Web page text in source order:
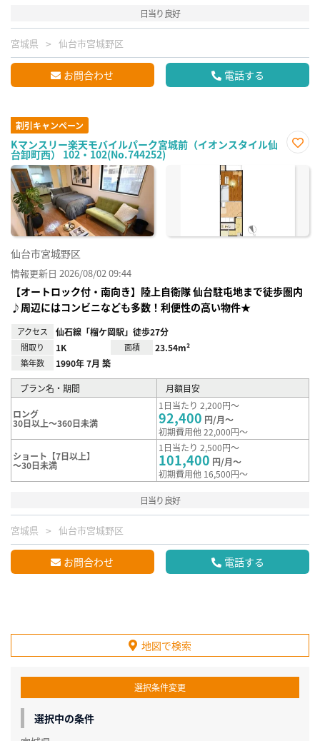
日当り良好
宮城県 仙台市宮城野区
お問合わせ 電話する
割引キャンペーン
Kマンスリー楽天モバイルパーク宮城前（イオンスタイル仙
台卸町西） 102・102(No.744252)
に入
仙台市宮城野区
情報更新日 2026/08/02 09:44
【オートロック付・南向き】陸上自衛隊 仙台駐屯地まで徒歩圏内
♪周辺にはコンビニなども多数！利便性の高い物件★
アクセス 仙石線「榴ケ岡駅」徒歩27分
間取り 1K 面積 23.54m²
築年数 1990年 7月 築
プラン名・期間 月額目安
ロング
30日以上～360日未満
1日当たり 2,200円～
92,400 円/月～
初期費用他 22,000円～
ショート【7日以上】
～30日未満
1日当たり 2,500円～
101,400 円/月～
初期費用他 16,500円～
日当り良好
宮城県 仙台市宮城野区
お問合わせ 電話する
地図で検索
選択条件変更
選択中の条件